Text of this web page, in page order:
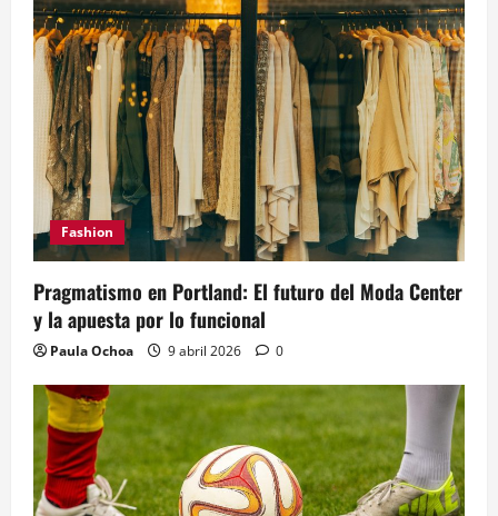
Fashion
Pragmatismo en Portland: El futuro del Moda Center
y la apuesta por lo funcional
Paula Ochoa 9 abril 2026 0